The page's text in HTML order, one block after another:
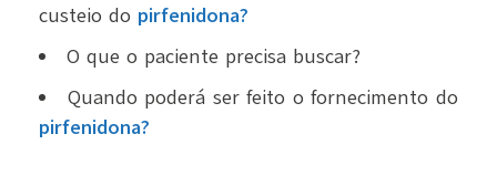
custeio do pirfenidona?
O que o paciente precisa buscar?
Quando poderá ser feito o fornecimento do
pirfenidona?